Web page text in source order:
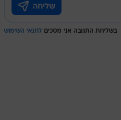
בשליחת התגובה אני מסכים לתנאי השימוש